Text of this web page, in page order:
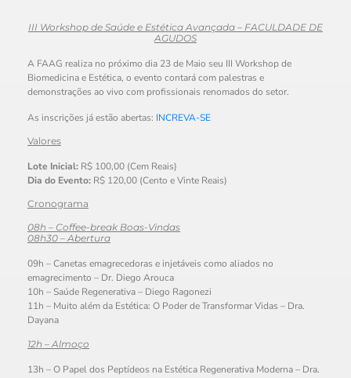
III Workshop de Saúde e Estética Avançada – FACULDADE DE
AGUDOS
A FAAG realiza no próximo dia 23 de Maio seu III Workshop de
Biomedicina e Estética, o evento contará com palestras e
demonstrações ao vivo com profissionais renomados do setor.
As inscrições já estão abertas: INCREVA-SE
Valores
Lote Inicial: R$ 100,00 (Cem Reais)
Dia do Evento: R$ 120,00 (Cento e Vinte Reais)
Cronograma
08h – Coffee-break Boas-Vindas
08h30 – Abertura
09h – Canetas emagrecedoras e injetáveis como aliados no
emagrecimento – Dr. Diego Arouca
10h – Saúde Regenerativa – Diego Ragonezi
11h – Muito além da Estética: O Poder de Transformar Vidas – Dra.
Dayana
12h – Almoço
13h – O Papel dos Peptídeos na Estética Regenerativa Moderna – Dra.